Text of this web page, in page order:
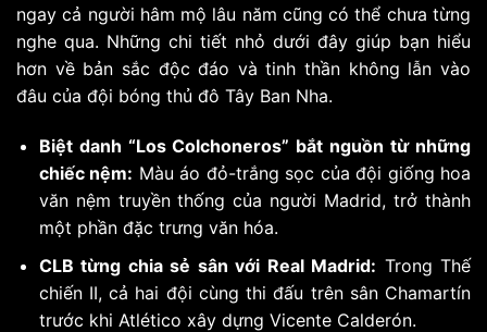
ngay cả người hâm mộ lâu năm cũng có thể chưa từng
nghe qua. Những chi tiết nhỏ dưới đây giúp bạn hiểu
hơn về bản sắc độc đáo và tinh thần không lẫn vào
đâu của đội bóng thủ đô Tây Ban Nha.
Biệt danh “Los Colchoneros” bắt nguồn từ những
chiếc nệm: Màu áo đỏ-trắng sọc của đội giống hoa
văn nệm truyền thống của người Madrid, trở thành
một phần đặc trưng văn hóa.
CLB từng chia sẻ sân với Real Madrid: Trong Thế
chiến II, cả hai đội cùng thi đấu trên sân Chamartín
trước khi Atlético xây dựng Vicente Calderón.